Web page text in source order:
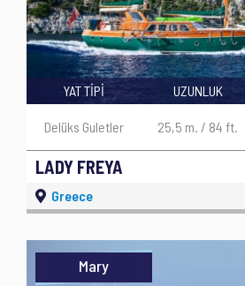
LADY FREYA
YAT TİPİ
Delüks Guletler
UZUNLUK
25,5 m. / 84 ft.
Greece
Mary